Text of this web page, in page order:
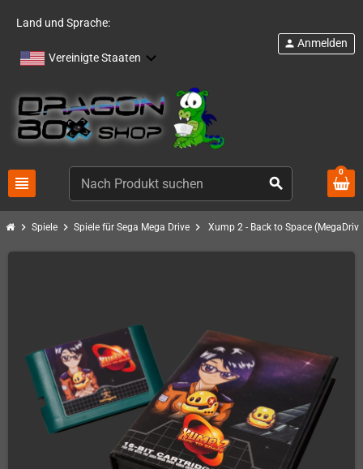
Land und Sprache:
Vereinigte Staaten
view_headline search
person Anmelden
0
chevron_right Spiele chevron_right Spiele für Sega Mega Drive chevron_right Xump 2 - Back to Space